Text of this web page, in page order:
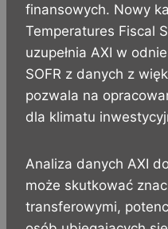
finansowych. Nowy
Temperatures Fiscal
uzupełnia AXI w
SOFR z danych z
pozwala na
dla klimatu
Analiza danych AXI
może skutkować
transferowymi,